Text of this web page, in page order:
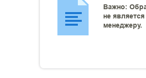
Важно:
не
менеджеру.